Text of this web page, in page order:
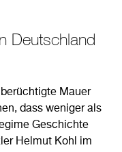
Deutschland
Mauer
dass weniger als
Geschichte
Helmut Kohl im